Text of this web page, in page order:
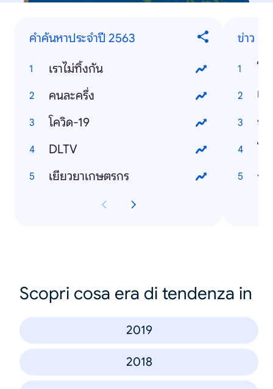
คำค้นหาประจำปี 2563
เราไม่ทิ้งกัน
คนละครึ่ง
โควิด-19
DLTV
เยียวยาเกษตรกร
ข่าว
โค
ข่
ไว
กร
Scopri cosa era di tendenza in
2019
2018